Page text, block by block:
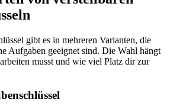
gibt es in mehreren Varianten, die
Aufgaben geeignet sind. Die Wahl hängt
musst und wie viel Platz dir zur